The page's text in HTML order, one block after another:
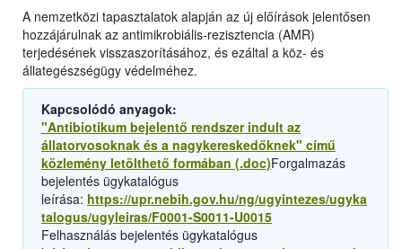
A nemzetközi tapasztalatok alapján az új előírások jelentősen
hozzájárulnak az antimikrobiális-rezisztencia (AMR)
terjedésének visszaszorításához, és ezáltal a köz- és
állategészségügy védelméhez.
Kapcsolódó anyagok:
"Antibiotikum bejelentő rendszer indult az
állatorvosoknak és a nagykereskedőknek" című
közlemény letölthető formában (.doc)Forgalmazás
bejelentés ügykatalógus
leírása: https://upr.nebih.gov.hu/ng/ugyintezes/ugyka
talogus/ugyleiras/F0001-S0011-U0015
Felhasználás bejelentés ügykatalógus